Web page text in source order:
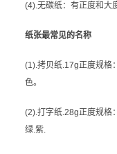
(4).无碳纸：有正度和大
纸张最常见的名称
(1).拷贝纸.17g正度规格
色。
(2).打字纸.28g正度规格
绿.紫.